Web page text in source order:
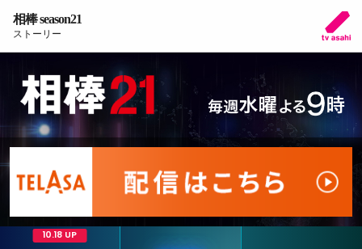
相棒 season21
ストーリー
10.18 UP